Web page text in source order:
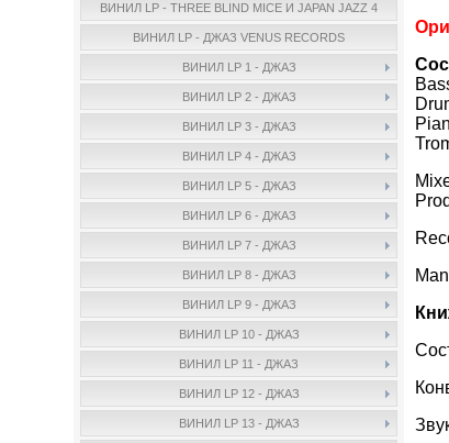
ВИНИЛ LP - THREE BLIND MICE И JAPAN JAZZ 4
ВИНИЛ LP - ДЖАЗ VENUS RECORDS
ВИНИЛ LP 1 - ДЖАЗ
ВИНИЛ LP 2 - ДЖАЗ
ВИНИЛ LP 3 - ДЖАЗ
ВИНИЛ LP 4 - ДЖАЗ
ВИНИЛ LP 5 - ДЖАЗ
ВИНИЛ LP 6 - ДЖАЗ
ВИНИЛ LP 7 - ДЖАЗ
ВИНИЛ LP 8 - ДЖАЗ
ВИНИЛ LP 9 - ДЖАЗ
ВИНИЛ LP 10 - ДЖАЗ
ВИНИЛ LP 11 - ДЖАЗ
ВИНИЛ LP 12 - ДЖАЗ
ВИНИЛ LP 13 - ДЖАЗ